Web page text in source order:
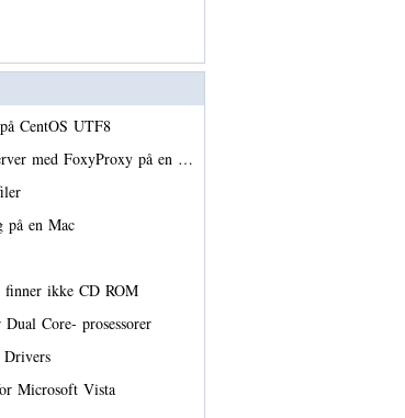
CentOS UTF8
med FoxyProxy på en …
på en Mac
finner ikke CD ROM
Core- prosessorer
Drivers
Microsoft Vista